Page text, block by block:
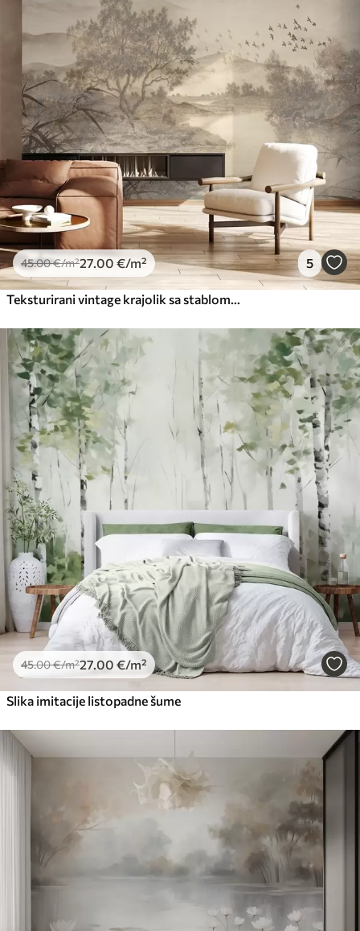
45.00€/m²27 .00 €/m² 5
45.00€/m²27 .00 €/m²
Slika imitacije listopadne šume